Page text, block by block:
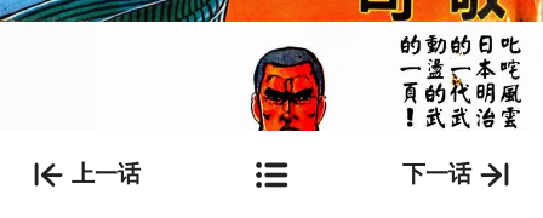
上一话 下一话